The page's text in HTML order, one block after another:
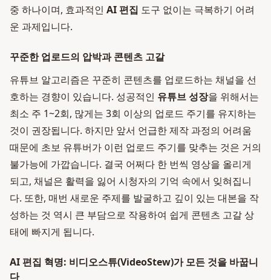
중 하나이며, 효과적인 AI 편집 도구 없이는 극복하기 어려
운 과제입니다.
꾸준한 업로드의 압박과 콘텐츠 고갈
유튜브 알고리즘은 꾸준히 콘텐츠를 업로드하는 채널을 선
호하는 경향이 있습니다. 성공적인 유튜브 성장을 위해서는
최소 주 1~2회, 많게는 3회 이상의 업로드 주기를 유지하는
것이 권장됩니다. 하지만 앞서 언급한 제작 과정의 어려움
때문에 초보 유튜버가 이런 업로드 주기를 맞추는 것은 거의
불가능에 가깝습니다. 결국 어쩌다 한 번씩 영상을 올리게
되고, 채널은 활력을 잃어 시청자의 기억 속에서 잊혀집니
다. 또한, 매번 새로운 주제를 발굴하고 깊이 있는 대본을 작
성하는 것 역시 큰 부담으로 작용하여 쉽게 콘텐츠 고갈 상
태에 빠지게 됩니다.
AI 편집 혁명: 비디오스튜(VideoStew)가 모든 것을 바꿉니
다